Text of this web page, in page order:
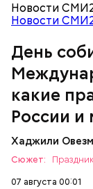
Новости
Новости
День
какие
России и
Хаджили
Сюжет:
07 августа 00:01
Спагетти